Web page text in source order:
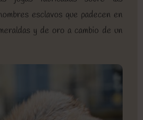
esclavos que padecen en
y de oro a cambio de un